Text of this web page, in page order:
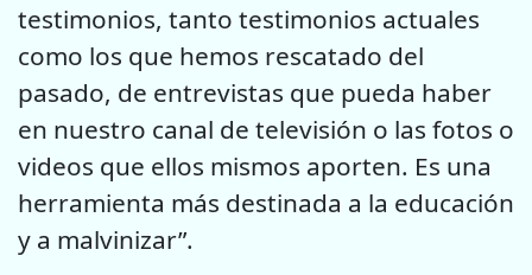
testimonios, tanto testimonios actuales
como los que hemos rescatado del
pasado, de entrevistas que pueda haber
en nuestro canal de televisión o las fotos o
videos que ellos mismos aporten. Es una
herramienta más destinada a la educación
y a malvinizar”.